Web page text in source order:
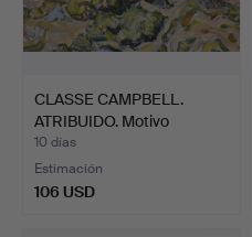
CLASSE CAMPBELL.
ATRIBUIDO. Motivo
abstrac…
10 días
Estimación
106 USD